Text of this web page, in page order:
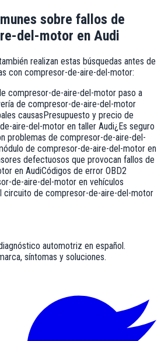
sobre fallos de
del-motor en Audi
realizan estas búsquedas antes de
con compresor-de-aire-del-motor:
compresor-de-aire-del-motor paso a
de compresor-de-aire-del-motor
causasPresupuesto y precio de
aire-del-motor en taller Audi¿Es seguro
problemas de compresor-de-aire-del-
de compresor-de-aire-del-motor en
defectuosos que provocan fallos de
en AudiCódigos de error OBD2
de-aire-del-motor en vehículos
circuito de compresor-de-aire-del-motor
automotriz en español.
síntomas y soluciones.